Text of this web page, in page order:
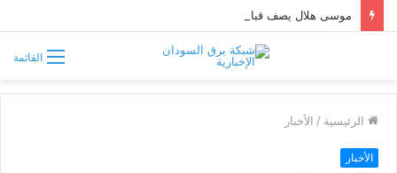
القائمة
الرئيسية / الأخبار
الأخبار